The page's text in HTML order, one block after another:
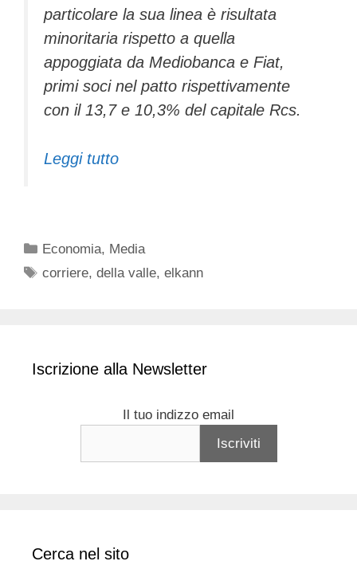
particolare la sua linea è risultata
minoritaria rispetto a quella
appoggiata da Mediobanca e Fiat,
primi soci nel patto rispettivamente
con il 13,7 e 10,3% del capitale Rcs.
Leggi tutto
Categorie
Economia, Media
Tag
corriere,della valle,elkann
Iscrizione alla Newsletter
Il tuo indizzo email
Cerca nel sito